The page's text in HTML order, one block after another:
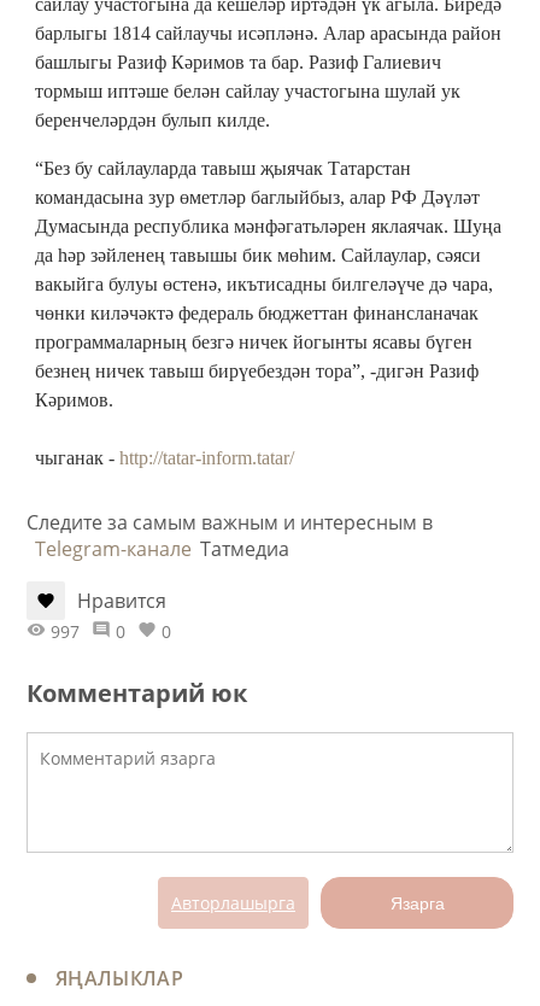
сайлау участогына да кешеләр иртәдән үк агыла. Биредә
барлыгы 1814 сайлаучы исәпләнә. Алар арасында район
башлыгы Разиф Кәримов та бар. Разиф Галиевич
тормыш иптәше белән сайлау участогына шулай ук
беренчеләрдән булып килде.
“Без бу сайлауларда тавыш җыячак Татарстан
командасына зур өметләр баглыйбыз, алар РФ Дәүләт
Думасында республика мәнфәгатьләрен яклаячак. Шуңа
да һәр зәйленең тавышы бик мөһим. Сайлаулар, сәяси
вакыйга булуы өстенә, икътисадны билгеләүче дә чара,
чөнки киләчәктә федераль бюджеттан финансланачак
программаларның безгә ничек йогынты ясавы бүген
безнең ничек тавыш бирүебездән тора”, -дигән Разиф
Кәримов.
чыганак - http://tatar-inform.tatar/
Следите за самым важным и интересным в
Telegram-канале Татмедиа
Нравится
997 0 0
Комментарий юк
Авторлашырга Язарга
ЯҢАЛЫКЛАР